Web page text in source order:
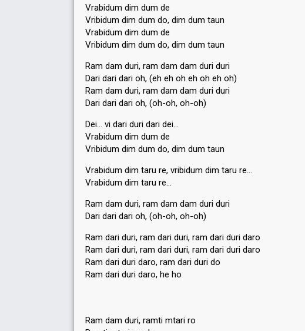
Vrabidum dim dum de
Vribidum dim dum do, dim dum taun
Vrabidum dim dum de
Vribidum dim dum do, dim dum taun
Ram dam duri, ram dam dam duri duri
Dari dari dari oh, (eh eh oh eh oh eh oh)
Ram dam duri, ram dam dam duri duri
Dari dari dari oh, (oh-oh, oh-oh)
Dei… vi dari duri dari dei…
Vrabidum dim dum de
Vribidum dim dum do, dim dum taun
Vrabidum dim taru re, vribidum dim taru re…
Vrabidum dim taru re…
Ram dam duri, ram dam dam duri duri
Dari dari dari oh, (oh-oh, oh-oh)
Ram dari duri, ram dari duri, ram dari duri daro
Ram dari duri, ram dari duri, ram dari duri daro
Ram dari duri daro, ram dari duri do
Ram dari duri daro, he ho
Ram dam duri, ramti mtari ro